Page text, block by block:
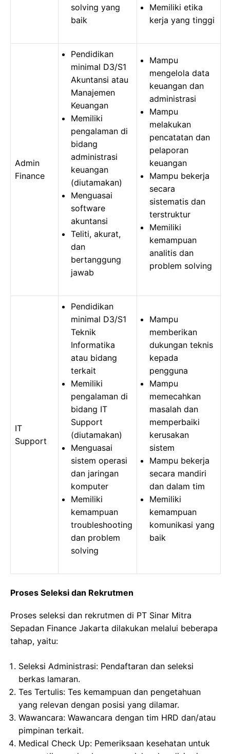
solving yang
baik
Memiliki etika
kerja yang tinggi
Admin
Finance
Pendidikan
minimal D3/S1
Akuntansi atau
Manajemen
Keuangan
Memiliki
pengalaman di
bidang
administrasi
keuangan
(diutamakan)
Menguasai
software
akuntansi
Teliti, akurat,
dan
bertanggung
jawab
Mampu
mengelola data
keuangan dan
administrasi
Mampu
melakukan
pencatatan dan
pelaporan
keuangan
Mampu bekerja
secara
sistematis dan
terstruktur
Memiliki
kemampuan
analitis dan
problem solving
IT
Support
Pendidikan
minimal D3/S1
Teknik
Informatika
atau bidang
terkait
Memiliki
pengalaman di
bidang IT
Support
(diutamakan)
Menguasai
sistem operasi
dan jaringan
komputer
Memiliki
kemampuan
troubleshooting
dan problem
solving
Mampu
memberikan
dukungan teknis
kepada
pengguna
Mampu
memecahkan
masalah dan
memperbaiki
kerusakan
sistem
Mampu bekerja
secara mandiri
dan dalam tim
Memiliki
kemampuan
komunikasi yang
baik
Proses Seleksi dan Rekrutmen
Proses seleksi dan rekrutmen di PT Sinar Mitra
Sepadan Finance Jakarta dilakukan melalui beberapa
tahap, yaitu:
Seleksi Administrasi: Pendaftaran dan seleksi
berkas lamaran.
Tes Tertulis: Tes kemampuan dan pengetahuan
yang relevan dengan posisi yang dilamar.
Wawancara: Wawancara dengan tim HRD dan/atau
pimpinan terkait.
Medical Check Up: Pemeriksaan kesehatan untuk